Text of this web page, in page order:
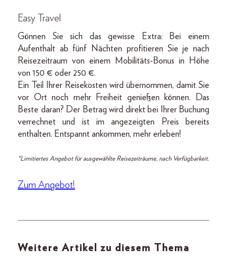
Easy Travel
Gönnen Sie sich das gewisse Extra: Bei einem
Aufenthalt ab fünf Nächten profitieren Sie je nach
Reisezeitraum von einem Mobilitäts-Bonus in Höhe
von 150 € oder 250 €.
Ein Teil Ihrer Reisekosten wird übernommen, damit Sie
vor Ort noch mehr Freiheit genießen können. Das
Beste daran? Der Betrag wird direkt bei Ihrer Buchung
verrechnet und ist im angezeigten Preis bereits
enthalten. Entspannt ankommen, mehr erleben!
*Limitiertes Angebot für ausgewählte Reisezeiträume, nach Verfügbarkeit.
Zum Angebot!
Weitere Artikel zu diesem Thema